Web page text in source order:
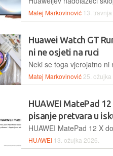
Matej Markovinović 13. travnja
Huawei Watch GT
ni ne osjeti na ruci
Matej Markovinović 25. ožujka
HUAWEI MatePad
pisanje pretvara u
HUAWEI 13. ožujka 2026.